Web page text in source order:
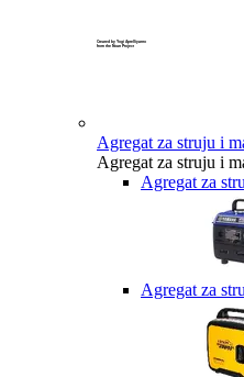
Created by Yogi Aprelliyanto
from the Noun Project
Agregat za struju i
Agregat za struju i
Agregat za
Agregat za